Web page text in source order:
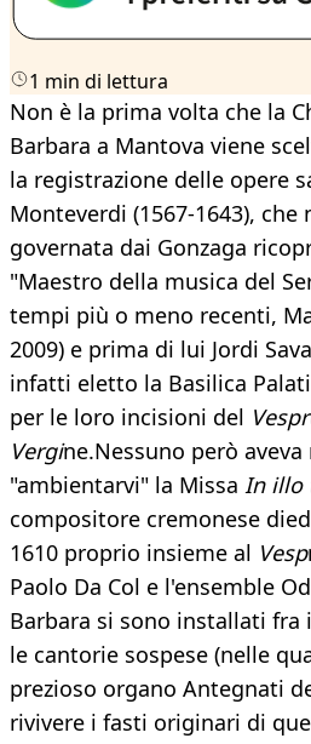
1 min di lettura
Non è la prima volta che la
Barbara a Mantova viene
la registrazione delle opere
Monteverdi (1567-1643),
governata dai Gonzaga
"Maestro della musica del
tempi più o meno recenti,
2009) e prima di lui Jordi
infatti eletto la Basilica
per le loro incisioni del
Vergine.Nessuno però
"ambientarvi" la Missa In illo
compositore cremonese
1610 proprio insieme al Vesp
Paolo Da Col e l'ensemble
Barbara si sono installati
le cantorie sospese (nelle
prezioso organo Antegnati
rivivere i fasti originari di